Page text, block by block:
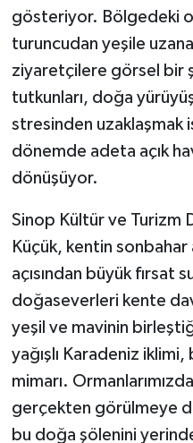
gösteriyor. Bölgedeki
turuncudan yeşile
ziyaretçilere görsel bir
tutkunları, doğa
stresinden uzaklaşmak
dönemde adeta açık
dönüşüyor.
Sinop Kültür ve Turizm
Küçük, kentin
açısından büyük fırsat
doğaseverleri kente
yeşil ve mavinin
yağışlı Karadeniz
mimarı.
gerçekten görülmeye
bu doğa şölenini